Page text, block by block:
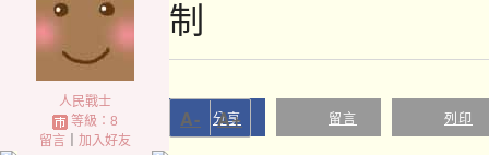
人民戰士
等級：8
留言｜ 加入好友
制
分享 留言 列印
A- A+